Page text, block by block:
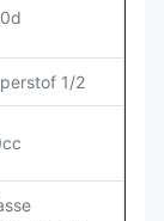
1/2